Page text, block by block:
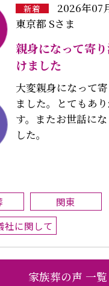
新着
2026年07
東京都 Sさま
親身になって寄
けました
大変親身になって
ました。とてもあ
す。またお世話に
した。
関東
社に関して
家族葬の声 一覧